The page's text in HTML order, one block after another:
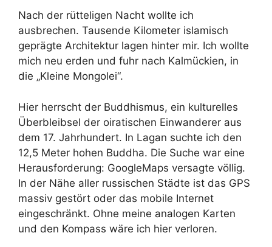
Nach der rütteligen Nacht wollte ich
ausbrechen. Tausende Kilometer islamisch
geprägte Architektur lagen hinter mir. Ich wollte
mich neu erden und fuhr nach Kalmückien, in
die „Kleine Mongolei“.
Hier herrscht der Buddhismus, ein kulturelles
Überbleibsel der oiratischen Einwanderer aus
dem 17. Jahrhundert. In Lagan suchte ich den
12,5 Meter hohen Buddha. Die Suche war eine
Herausforderung: GoogleMaps versagte völlig.
In der Nähe aller russischen Städte ist das GPS
massiv gestört oder das mobile Internet
eingeschränkt. Ohne meine analogen Karten
und den Kompass wäre ich hier verloren.